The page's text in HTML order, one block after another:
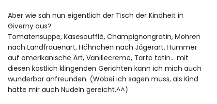
Aber wie sah nun eigentlich der Tisch der Kindheit in
Giverny aus?
Tomatensuppe, Käsesoufflé, Champignongratin, Möhren
nach Landfrauenart, Hähnchen nach Jägerart, Hummer
auf amerikanische Art, Vanillecreme, Tarte tatin… mit
diesen köstlich klingenden Gerichten kann ich mich auch
wunderbar anfreunden. (Wobei ich sagen muss, als Kind
hätte mir auch Nudeln gereicht.^^)